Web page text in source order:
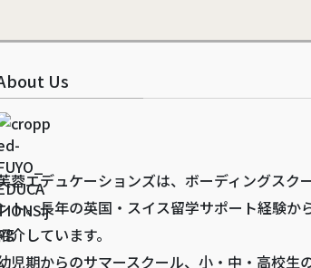
Us
蓉エデュケーションズは、ボーディングスク
ト。長年の英国・スイス留学サポート経験か
介しています。
児期からのサマースクール、小・中・高校生